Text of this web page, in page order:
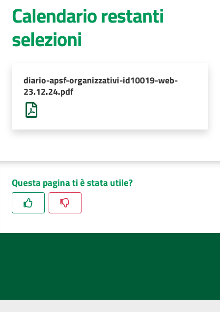
cura
AUSL
Calendario restanti
selezioni
diario-apsf-organizzativi-id10019-web-
23.12.24.pdf
Questa pagina ti è stata utile?